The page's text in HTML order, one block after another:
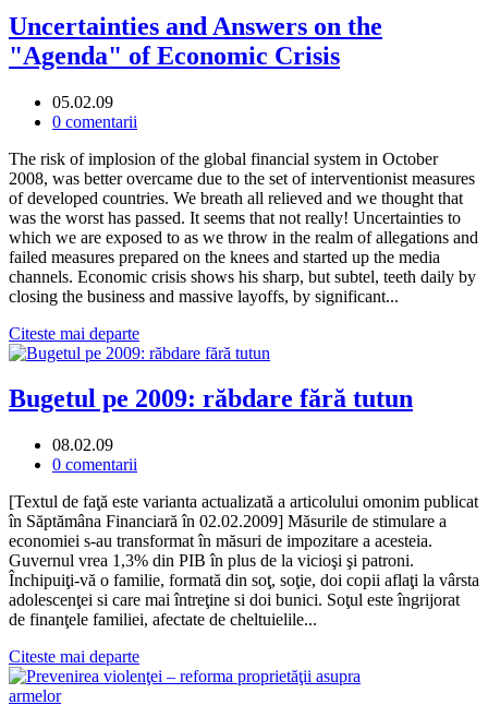
Uncertainties and Answers on the
"Agenda" of Economic Crisis
05.02.09
0 comentarii
The risk of implosion of the global financial system in October
2008, was better overcame due to the set of interventionist measures
of developed countries. We breath all relieved and we thought that
was the worst has passed. It seems that not really! Uncertainties to
which we are exposed to as we throw in the realm of allegations and
failed measures prepared on the knees and started up the media
channels. Economic crisis shows his sharp, but subtel, teeth daily by
closing the business and massive layoffs, by significant...
Citeste mai departe
Bugetul pe 2009: răbdare fără tutun
08.02.09
0 comentarii
[Textul de faţă este varianta actualizată a articolului omonim publicat
în Săptămâna Financiară în 02.02.2009] Măsurile de stimulare a
economiei s-au transformat în măsuri de impozitare a acesteia.
Guvernul vrea 1,3% din PIB în plus de la vicioşi şi patroni.
Închipuiţi-vă o familie, formată din soţ, soţie, doi copii aflaţi la vârsta
adolescenţei si care mai întreţine si doi bunici. Soţul este îngrijorat
de finanţele familiei, afectate de cheltuielile...
Citeste mai departe